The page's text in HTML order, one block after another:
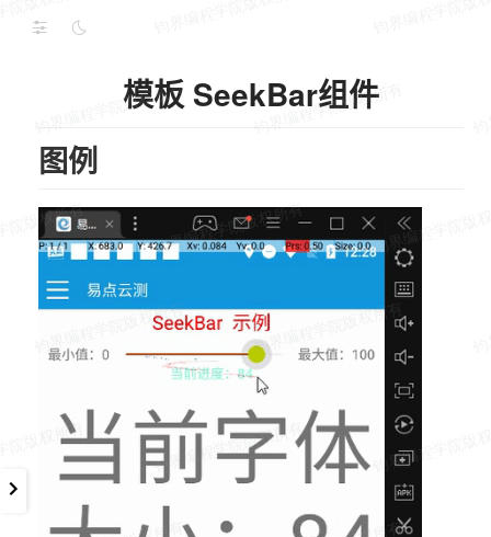
模板 SeekBar组件
图例